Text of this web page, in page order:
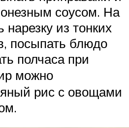
соусом. На
из тонких
посыпать блюдо
полчаса при
можно
рис с овощами